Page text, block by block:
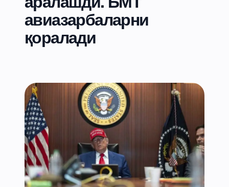
авиазарбаларни
қоралади